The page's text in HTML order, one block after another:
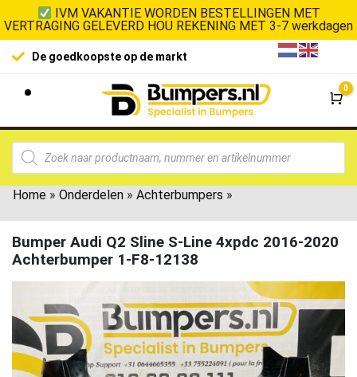
IVM VAKANTIE WORDEN BESTELLINGEN MET
VERTRAGING GELEVERD HOU REKENING MET 3-7 werkdagen
De goedkoopste op de markt
0
Home » Onderdelen » Achterbumpers »
Bumper Audi Q2 Sline S-Line 4xpdc 2016-2020
Achterbumper 1-F8-12138